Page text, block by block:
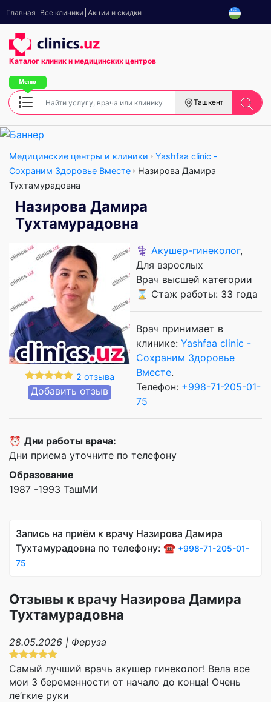
Главная Все клиники Акции и скидки
Каталог клиник и медицинских центров
Ташкент
Медицинские центры и клиники
Yashfaa clinic -
Сохраним Здоровье Вместе
Назирова Дамира
Тухтамурадовна
Назирова Дамира
Тухтамурадовна
2 отзыва
Добавить отзыв
⚕️ Акушер-гинеколог,
Для взрослых
Врач высшей категории
⌛ Стаж работы: 33 года
Врач принимает в
клинике: Yashfaa clinic -
Сохраним Здоровье
Вместе.
Телефон: +998-71-205-01-
75
⏰ Дни работы врача:
Дни приема уточните по телефону
Образование
1987 -1993 ТашМИ
Запись на приём к врачу Назирова Дамира
Тухтамурадовна по телефону: ☎️ +998-71-205-01-
75
Отзывы к врачу Назирова Дамира
Тухтамурадовна
28.05.2026 | Феруза
Самый лучший врачь акушер гинеколог! Вела все
мои 3 беременности от начало до конца! Очень
ле’гкие руки